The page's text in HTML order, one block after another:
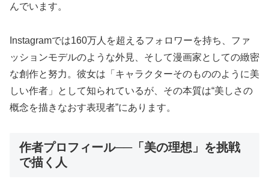
んでいます。
Instagramでは160万人を超えるフォロワーを持ち、ファ
ッションモデルのような外見、そして漫画家としての緻密
な創作と努力。彼女は「キャラクターそのもののように美
しい作者」として知られているが、その本質は“美しさの
概念を描きなおす表現者”にあります。
作者プロフィール──「美の理想」を挑戦
で描く人